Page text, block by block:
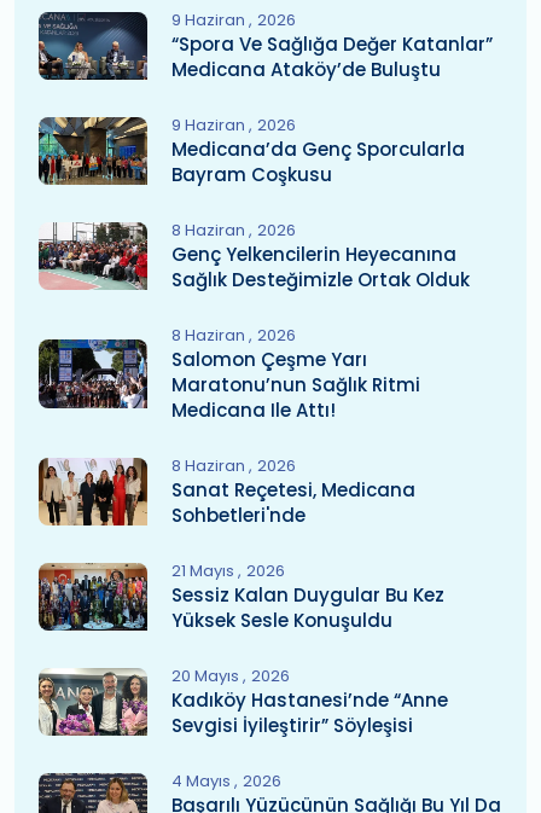
9 Haziran 2026
“Spora Ve Sağlığa Değer Katanlar”
Medicana Ataköy’de Buluştu
9 Haziran 2026
Medicana’da Genç Sporcularla
Bayram Coşkusu
8 Haziran 2026
Genç Yelkencilerin Heyecanına
Sağlık Desteğimizle Ortak Olduk
8 Haziran 2026
Salomon Çeşme Yarı
Maratonu’nun Sağlık Ritmi
Medicana Ile Attı!
8 Haziran 2026
Sanat Reçetesi, Medicana
Sohbetleri'nde
21 Mayıs 2026
Sessiz Kalan Duygular Bu Kez
Yüksek Sesle Konuşuldu
20 Mayıs 2026
Kadıköy Hastanesi’nde “Anne
Sevgisi İyileştirir” Söyleşisi
4 Mayıs 2026
Başarılı Yüzücünün Sağlığı Bu Yıl Da